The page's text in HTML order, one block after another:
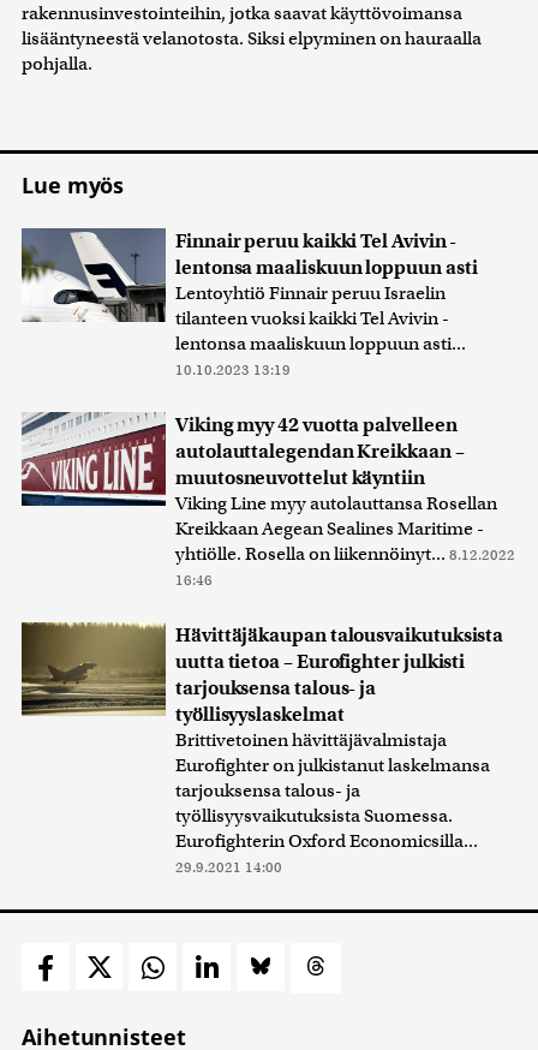
rakennusinvestointeihin, jotka saavat käyttövoimansa
lisääntyneestä velanotosta. Siksi elpyminen on hauraalla
pohjalla.
Lue myös
Finnair peruu kaikki Tel Avivin -
lentonsa maaliskuun loppuun asti
Lentoyhtiö Finnair peruu Israelin
tilanteen vuoksi kaikki Tel Avivin -
lentonsa maaliskuun loppuun asti...
10.10.2023 13:19
Viking myy 42 vuotta palvelleen
autolauttalegendan Kreikkaan –
muutosneuvottelut käyntiin
Viking Line myy autolauttansa Rosellan
Kreikkaan Aegean Sealines Maritime -
yhtiölle. Rosella on liikennöinyt... 8.12.2022
16:46
Hävittäjäkaupan talousvaikutuksista
uutta tietoa – Eurofighter julkisti
tarjouksensa talous- ja
työllisyyslaskelmat
Brittivetoinen hävittäjävalmistaja
Eurofighter on julkistanut laskelmansa
tarjouksensa talous- ja
työllisyysvaikutuksista Suomessa.
Eurofighterin Oxford Economicsilla...
29.9.2021 14:00
Aihetunnisteet